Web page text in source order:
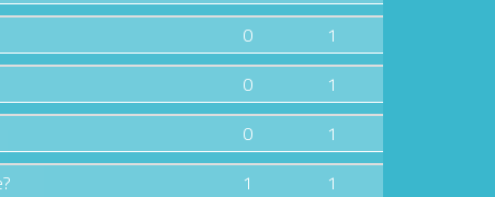
0
1
0
1
0
1
1
1